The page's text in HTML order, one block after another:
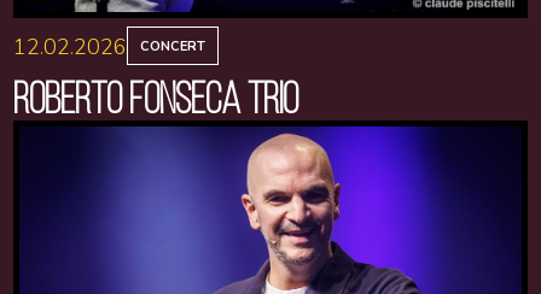
12.02.2026 CONCERT
ROBERTO FONSECA TRIO